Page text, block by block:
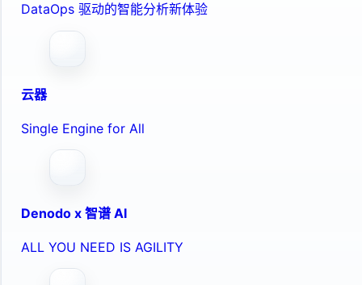
DataOps 驱动的智能分析新体验
云器
Single Engine for All
Denodo x 智谱 AI
ALL YOU NEED IS AGILITY